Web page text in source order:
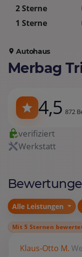
2 Sterne
1 Sterne
Autohaus
Merbag
4,5 872
verifiziert
Werkstatt
Alle Leistungen
Mit 5 Sternen
Klaus-Otto M.